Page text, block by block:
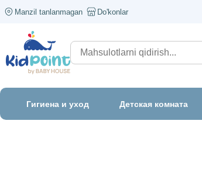
Manzil tanlanmagan Do'konlar
Гигиена и уход Детская комната